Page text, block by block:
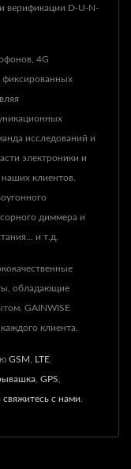
верификации D-U-N-
4G
фиксированных
исследований и
электроники и
клиентов.
диммера и
и т.д.
обладающие
GAINWISE
клиента.
GSM , LTE,
, GPS,
свяжитесь с нами.